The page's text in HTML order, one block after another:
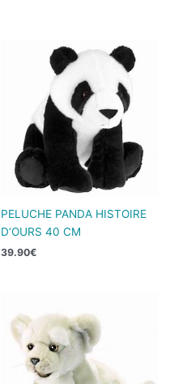
PELUCHE PANDA HISTOIRE
D’OURS 40 CM
39.90€